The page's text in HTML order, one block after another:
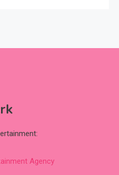
Agency